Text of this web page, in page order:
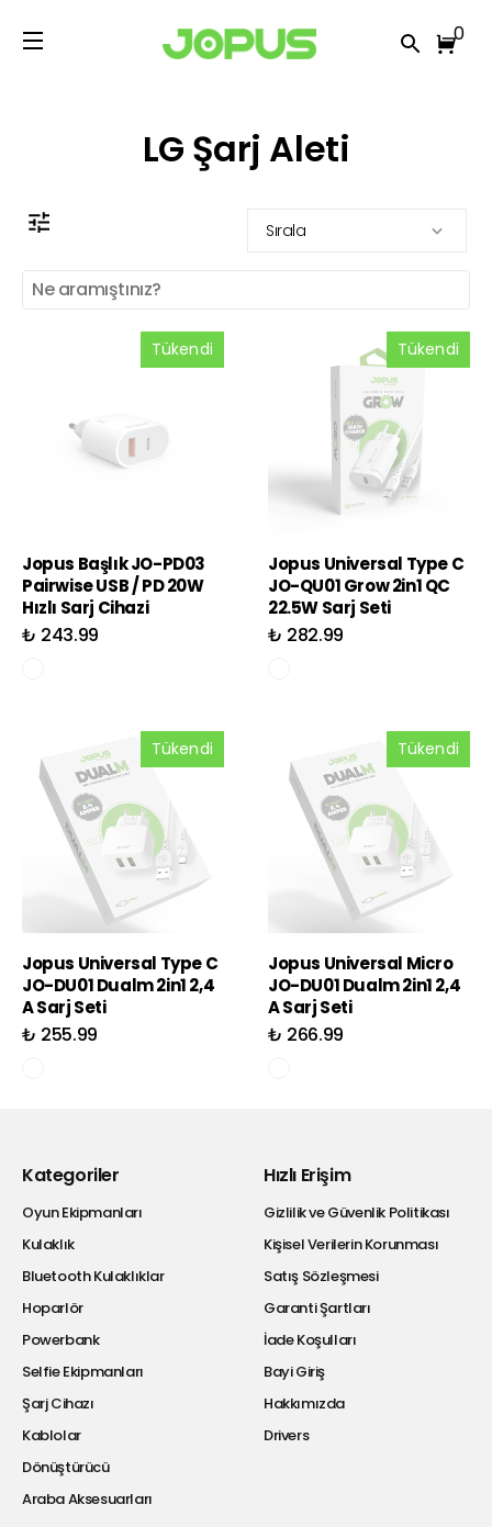
0
LG Şarj Aleti
Sırala
Tükendi
Jopus Başlık JO-PD03
Pairwise USB / PD 20W
Hızlı Sarj Cihazi
₺ 243.99
Tükendi
Jopus Universal Type C
JO-QU01 Grow 2in1 QC
22.5W Sarj Seti
₺ 282.99
Tükendi
Jopus Universal Type C
JO-DU01 Dualm 2in1 2,4
A Sarj Seti
₺ 255.99
Tükendi
Jopus Universal Micro
JO-DU01 Dualm 2in1 2,4
A Sarj Seti
₺ 266.99
Kategoriler
Oyun Ekipmanları
Kulaklık
Bluetooth Kulaklıklar
Hoparlör
Powerbank
Selfie Ekipmanları
Şarj Cihazı
Kablolar
Dönüştürücü
Araba Aksesuarları
Hızlı Erişim
Gizlilik ve Güvenlik Politikası
Kişisel Verilerin Korunması
Satış Sözleşmesi
Garanti Şartları
İade Koşulları
Bayi Giriş
Hakkımızda
Drivers